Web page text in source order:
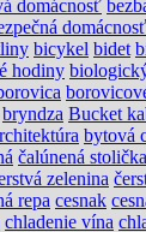
domácnosť
domácnosť
bicykel bidet
hodiny
bryndza Bucket
bytová
čalúnená stolička
zelenina
repa cesnak
chladenie vína